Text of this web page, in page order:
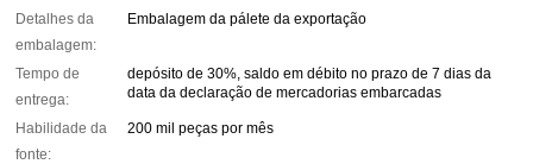
Detalhes da
embalagem:
Embalagem da pálete da exportação
Tempo de
entrega:
depósito de 30%, saldo em débito no prazo de 7 dias da
data da declaração de mercadorias embarcadas
Habilidade da
fonte:
200 mil peças por mês